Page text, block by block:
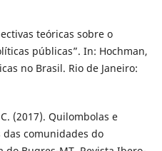
teóricas sobre o
públicas”. In: Hochman,
no Brasil. Rio de Janeiro:
(2017). Quilombolas e
comunidades do